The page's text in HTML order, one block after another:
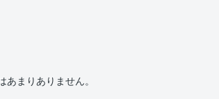
まりありません。